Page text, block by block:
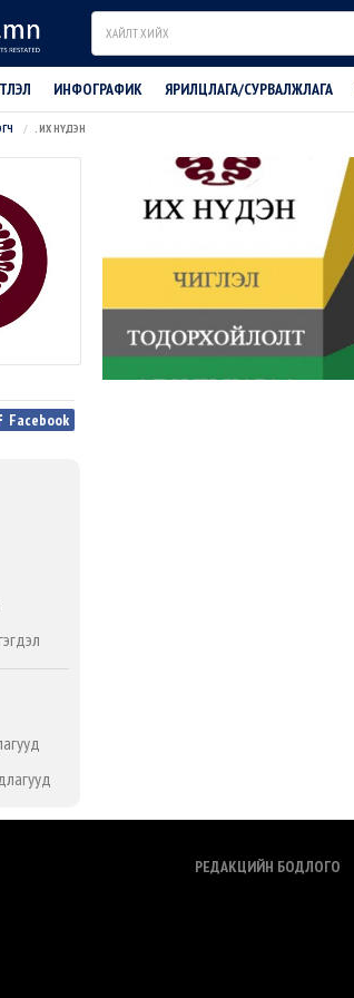
Search
ИНФОГРАФИК ЯРИЛЦЛАГА/СУРВАЛЖЛАГА
. ИХ НҮДЭН
Facebook
РЕДАКЦИЙН БОДЛОГО